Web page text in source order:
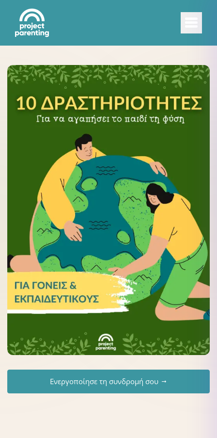
Ενεργοποίησε τη συνδρομή σου